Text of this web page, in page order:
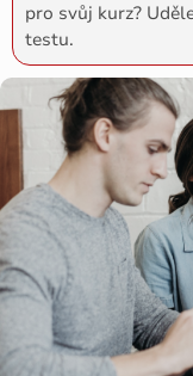
pro svůj kurz?
testu.